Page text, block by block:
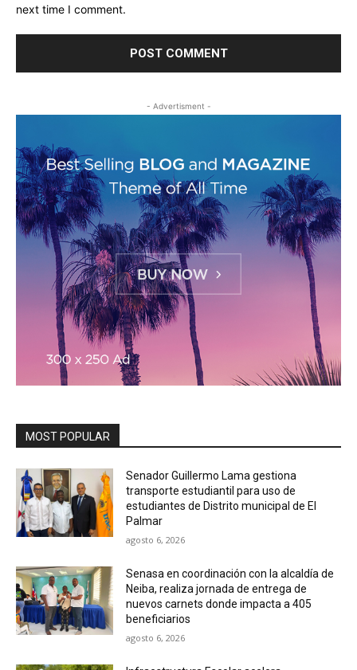
next time I comment.
- Advertisment -
MOST POPULAR
Senador Guillermo Lama gestiona
transporte estudiantil para uso de
estudiantes de Distrito municipal de El
Palmar
agosto 6, 2026
Senasa en coordinación con la alcaldía de
Neiba, realiza jornada de entrega de
nuevos carnets donde impacta a 405
beneficiarios
agosto 6, 2026